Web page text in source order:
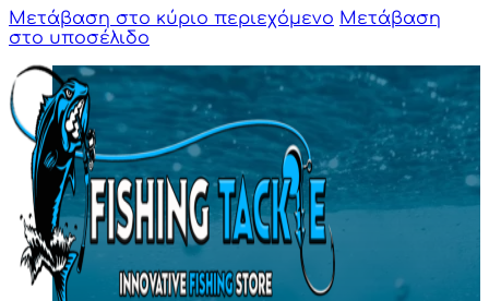
Μετάβαση στο κύριο περιεχόμενο Μετάβαση
στο υποσέλιδο